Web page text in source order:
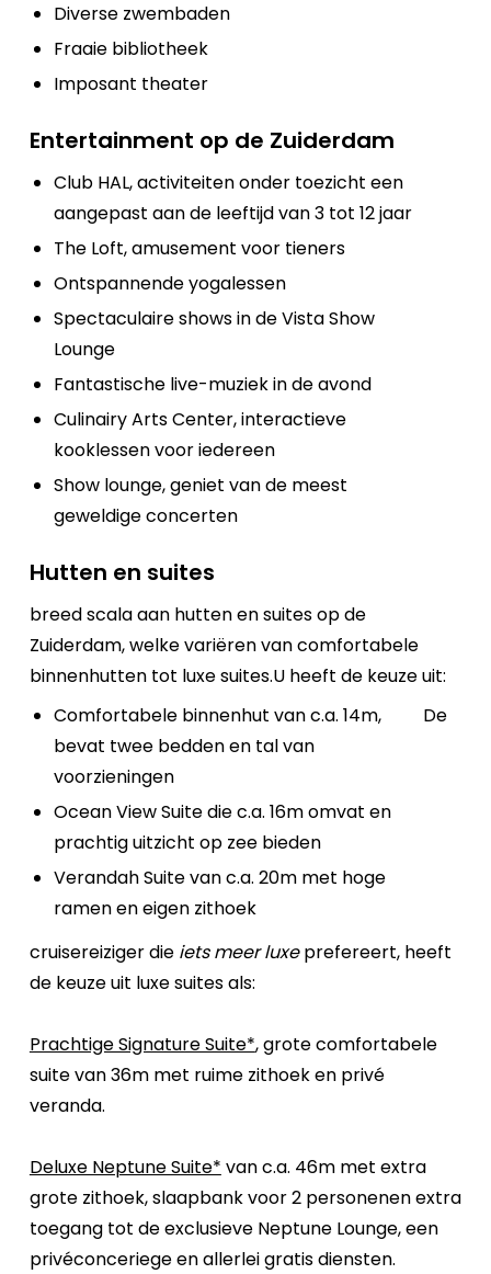
Diverse zwembaden
Fraaie bibliotheek
Imposant theater
Entertainment op de Zuiderdam
Club HAL, activiteiten onder toezicht een
aangepast aan de leeftijd van 3 tot 12 jaar
The Loft, amusement voor tieners
Ontspannende yogalessen
Spectaculaire shows in de Vista Show
Lounge
Fantastische live-muziek in de avond
Culinairy Arts Center, interactieve
kooklessen voor iedereen
Show lounge, geniet van de meest
geweldige concerten
Hutten en suites
breed scala aan hutten en suites op de
Zuiderdam, welke variëren van comfortabele
binnenhutten tot luxe suites.U heeft de keuze uit:
Comfortabele binnenhut van c.a. 14m,
bevat twee bedden en tal van
voorzieningen
Ocean View Suite die c.a. 16m omvat en
prachtig uitzicht op zee bieden
Verandah Suite van c.a. 20m met hoge
ramen en eigen zithoek
De
cruisereiziger die iets meer luxeprefereert, heeft
de keuze uit luxe suites als:
Prachtige Signature Suite*, grote comfortabele
suite van 36m met ruime zithoek en privé
veranda.
Deluxe Neptune Suite* van c.a. 46m met extra
grote zithoek, slaapbank voor 2 personenen extra
toegang tot de exclusieve Neptune Lounge, een
privéconceriege en allerlei gratis diensten.